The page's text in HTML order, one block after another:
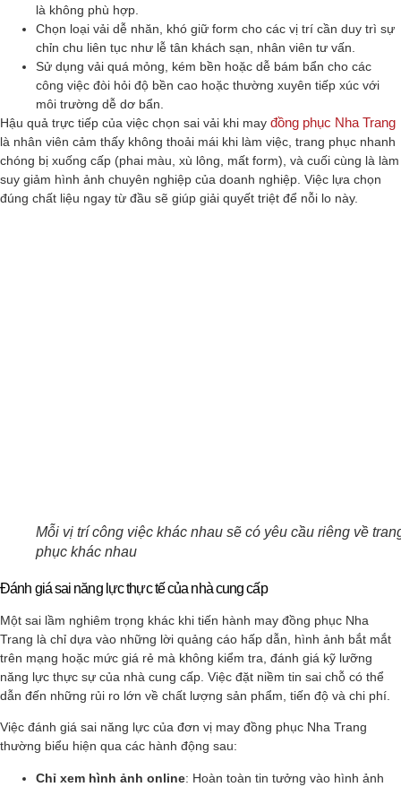
là không phù hợp.
Chọn loại vải dễ nhăn, khó giữ form cho các vị trí cần duy trì sự
chỉn chu liên tục như lễ tân khách sạn, nhân viên tư vấn.
Sử dụng vải quá mỏng, kém bền hoặc dễ bám bẩn cho các
công việc đòi hỏi độ bền cao hoặc thường xuyên tiếp xúc với
môi trường dễ dơ bẩn.
Hậu quả trực tiếp của việc chọn sai vải khi may đồng phục Nha Trang
là nhân viên cảm thấy không thoải mái khi làm việc, trang phục nhanh
chóng bị xuống cấp (phai màu, xù lông, mất form), và cuối cùng là làm
suy giảm hình ảnh chuyên nghiệp của doanh nghiệp. Việc lựa chọn
đúng chất liệu ngay từ đầu sẽ giúp giải quyết triệt để nỗi lo này.
Mỗi vị trí công việc khác nhau sẽ có yêu cầu riêng về
phục khác nhau
Đánh giá sai năng lực thực tế của nhà cung cấp
Một sai lầm nghiêm trọng khác khi tiến hành may đồng phục Nha
Trang là chỉ dựa vào những lời quảng cáo hấp dẫn, hình ảnh bắt mắt
trên mạng hoặc mức giá rẻ mà không kiểm tra, đánh giá kỹ lưỡng
năng lực thực sự của nhà cung cấp. Việc đặt niềm tin sai chỗ có thể
dẫn đến những rủi ro lớn về chất lượng sản phẩm, tiến độ và chi phí.
Việc đánh giá sai năng lực của đơn vị may đồng phục Nha Trang
thường biểu hiện qua các hành động sau:
Chỉ xem hình ảnh online: Hoàn toàn tin tưởng vào hình ảnh